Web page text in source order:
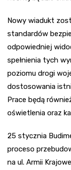
Nowy wiadukt
standardów
odpowiedniej
spełnienia tych
poziomu drogi
dostosowania
Prace będą
oświetlenia oraz
25 stycznia
proceso
na ul. Armii